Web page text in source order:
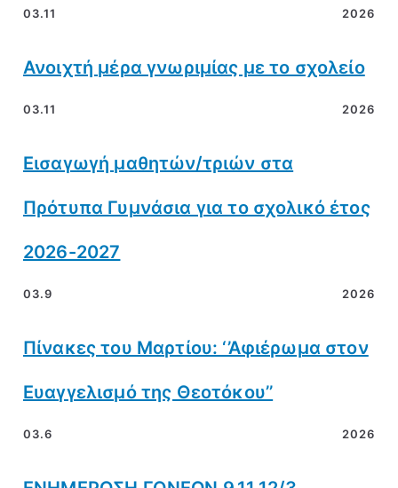
03.11 2026
Ανοιχτή μέρα γνωριμίας με το σχολείο
03.11 2026
Εισαγωγή μαθητών/τριών στα
Πρότυπα Γυμνάσια για το σχολικό έτος
2026-2027
03.9 2026
Πίνακες του Μαρτίου: ‘’Αφιέρωμα στον
Ευαγγελισμό της Θεοτόκου’’
03.6 2026